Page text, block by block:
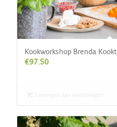
Kookworkshop Brenda Kookt
€97.50